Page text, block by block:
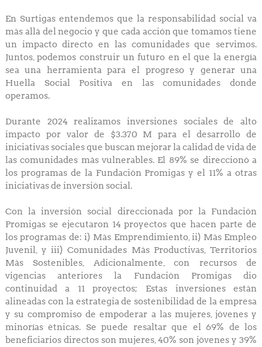
En Surtigas entendemos que la responsabilidad social va
más allá del negocio y que cada acción que tomamos tiene
un impacto directo en las comunidades que servimos.
Juntos, podemos construir un futuro en el que la energía
sea una herramienta para el progreso y generar una
Huella Social Positiva en las comunidades donde
operamos.
Durante 2024 realizamos inversiones sociales de alto
impacto por valor de $3.370 M para el desarrollo de
iniciativas sociales que buscan mejorar la calidad de vida de
las comunidades más vulnerables. El 89% se direccionó a
los programas de la Fundación Promigas y el 11% a otras
iniciativas de inversión social.
Con la inversión social direccionada por la Fundación
Promigas se ejecutaron 14 proyectos que hacen parte de
los programas de: i) Más Emprendimiento, ii) Más Empleo
Juvenil, y iii) Comunidades Más Productivas, Territorios
Más Sostenibles, Adicionalmente, con recursos de
vigencias anteriores la Fundación Promigas dio
continuidad a 11 proyectos; Estas inversiones están
alineadas con la estrategia de sostenibilidad de la empresa
y su compromiso de empoderar a las mujeres, jóvenes y
minorías étnicas. Se puede resaltar que el 69% de los
beneficiarios directos son mujeres, 40% son jóvenes y 39%